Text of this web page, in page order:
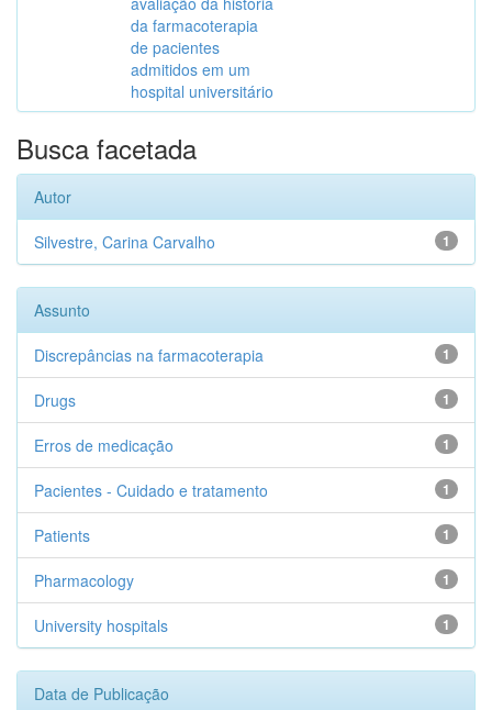
da farmacoterapia
de pacientes
admitidos em um
hospital universitário
Busca facetada
Autor
1
Silvestre, Carina Carvalho
Assunto
1
Discrepâncias na farmacoterapia
1
Drugs
1
Erros de medicação
1
Pacientes - Cuidado e tratamento
1
Patients
1
Pharmacology
1
University hospitals
Data de Publicação